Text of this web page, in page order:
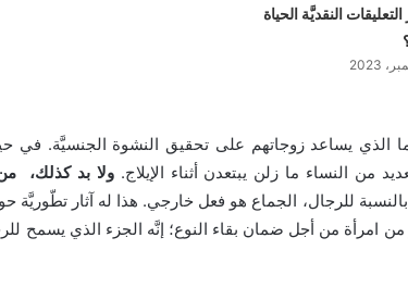
النقديَّة الحياة
الذي يساعد زوجاتهم على تحقيق النشوة الجنسيَّة. في
من النساء ما زلن يبتعدن أثناء الإيلاج.ولا بد كذلك،
بالنسبة للرجال، الجماع هو فعل خارجي. هذا له آثار تطّوريَّة
امرأة من أجل ضمان بقاء النوع؛ إنَّه الجزء الذي يسمح